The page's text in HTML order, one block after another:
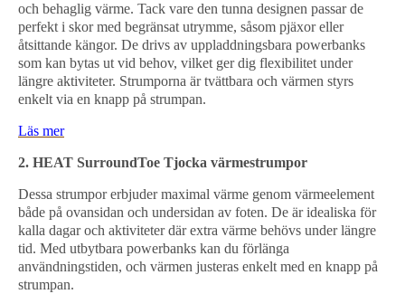
och behaglig värme. Tack vare den tunna designen passar de
perfekt i skor med begränsat utrymme, såsom pjäxor eller
åtsittande kängor. De drivs av uppladdningsbara powerbanks
som kan bytas ut vid behov, vilket ger dig flexibilitet under
längre aktiviteter. Strumporna är tvättbara och värmen styrs
enkelt via en knapp på strumpan.
Läs mer
2. HEAT SurroundToe Tjocka värmestrumpor
Dessa strumpor erbjuder maximal värme genom värmeelement
både på ovansidan och undersidan av foten. De är idealiska för
kalla dagar och aktiviteter där extra värme behövs under längre
tid. Med utbytbara powerbanks kan du förlänga
användningstiden, och värmen justeras enkelt med en knapp på
strumpan.